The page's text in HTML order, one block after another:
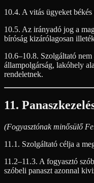
10.4. A vitás ügyeket
10.5. Az irányadó jog a
bíróság kizárólagosan
10.6–10.8. Szolgáltató
állampolgárság, lakóhely
rendeletnek.
11.
(Fogyasztónak minősülő
11.1. Szolgáltató célja a
11.2–11.3. A fogyasztó
szóbeli panaszt azonnal